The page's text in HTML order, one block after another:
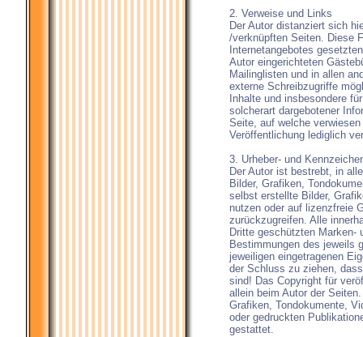
2. Verweise und Links
Der Autor distanziert sich
/verknüpften Seiten. Diese
Internetangebotes
Autor eingerichteten
Mailinglisten und in allen
externe Schreibzugriffe
Inhalte und insbesondere
solcherart dargebotener
Seite, auf welche
Veröffentlichung lediglich
3. Urheber- und
Der Autor ist bestrebt, in
Bilder, Grafiken,
selbst erstellte Bilder,
nutzen oder auf lizenzfreie
zurückzugreifen. Alle
Dritte geschützten Marken-
Bestimmungen des jeweils
jeweiligen eingetragenen
der Schluss zu ziehen,
sind! Das Copyright für
allein beim Autor der
Grafiken, Tondokumente,
oder gedruckten
gestattet.